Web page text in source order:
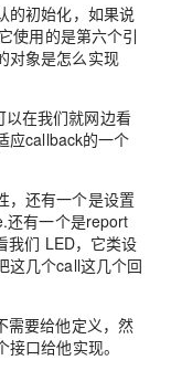
的初始化，如果说
使用的是第六个引
对象是怎么实现
以在我们就网边看
应callback的一个
，还有一个是设置
还有一个是report
我们 LED，它类设
这几个call这几个回
需要给他定义，然
接口给他实现。